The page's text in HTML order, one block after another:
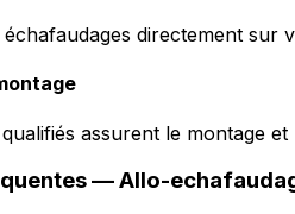
directement
assurent le montage
—Allo-